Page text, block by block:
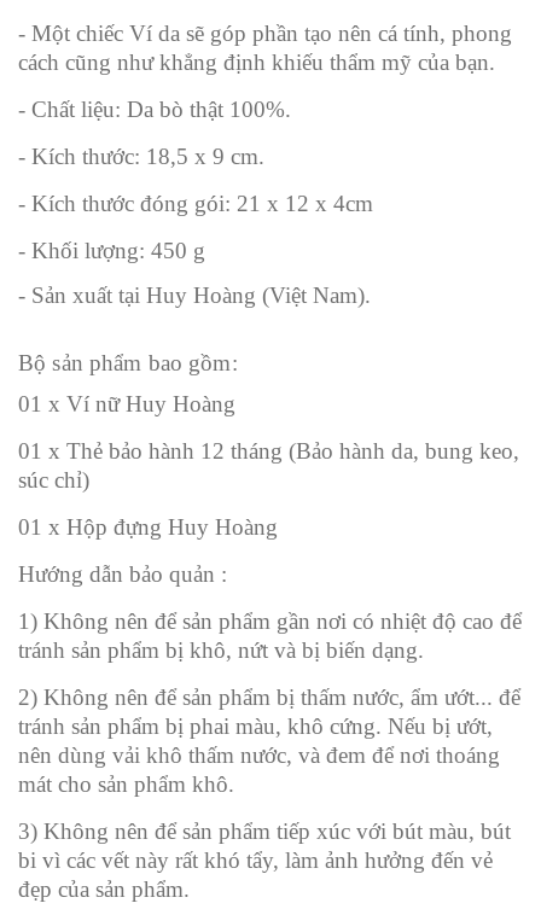
- Một chiếc Ví da sẽ góp phần tạo nên cá tính, phong
cách cũng như khẳng định khiếu thẩm mỹ của bạn.
- Chất liệu: Da bò thật 100%.
- Kích thước: 18,5 x 9 cm.
- Kích thước đóng gói: 21 x 12 x 4cm
- Khối lượng: 450 g
- Sản xuất tại Huy Hoàng (Việt Nam).
Bộ sản phẩm bao gồm:
01 x Ví nữ Huy Hoàng
01 x Thẻ bảo hành 12 tháng (Bảo hành da, bung keo,
súc chỉ)
01 x Hộp đựng Huy Hoàng
Hướng dẫn bảo quản :
1) Không nên để sản phẩm gần nơi có nhiệt độ cao để
tránh sản phẩm bị khô, nứt và bị biến dạng.
2) Không nên để sản phẩm bị thấm nước, ẩm ướt... để
tránh sản phẩm bị phai màu, khô cứng. Nếu bị ướt,
nên dùng vải khô thấm nước, và đem để nơi thoáng
mát cho sản phẩm khô.
3) Không nên để sản phẩm tiếp xúc với bút màu, bút
bi vì các vết này rất khó tẩy, làm ảnh hưởng đến vẻ
đẹp của sản phẩm.